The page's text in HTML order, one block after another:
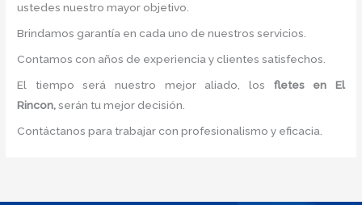
ustedes nuestro mayor objetivo.
Brindamos garantía en cada uno de nuestros servicios.
Contamos con años de experiencia y clientes satisfechos.
El tiempo será nuestro mejor aliado, los fletes en El
Rincon,serán tu mejor decisión.
Contáctanos para trabajar con profesionalismo y eficacia.